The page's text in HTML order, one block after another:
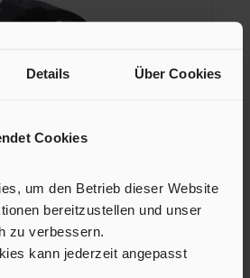
Details Über Cookies
Cookies
um den Betrieb dieser Website
bereitzustellen und unser
zu verbessern.
kann jederzeit angepasst
WeißGELB 14 – 16 mm